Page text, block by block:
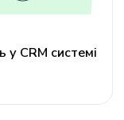
CRM системі